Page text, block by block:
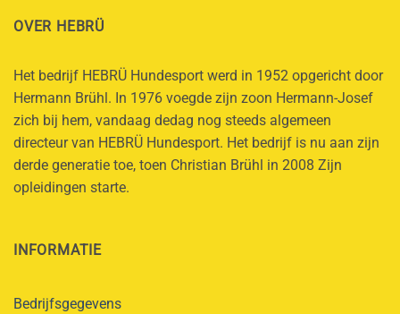
OVER HEBRÜ
Het bedrijf HEBRÜ Hundesport werd in 1952 opgericht door
Hermann Brühl. In 1976 voegde zijn zoon Hermann-Josef
zich bij hem, vandaag dedag nog steeds algemeen
directeur van HEBRÜ Hundesport. Het bedrijf is nu aan zijn
derde generatie toe, toen Christian Brühl in 2008 Zijn
opleidingen starte.
INFORMATIE
Bedrijfsgegevens